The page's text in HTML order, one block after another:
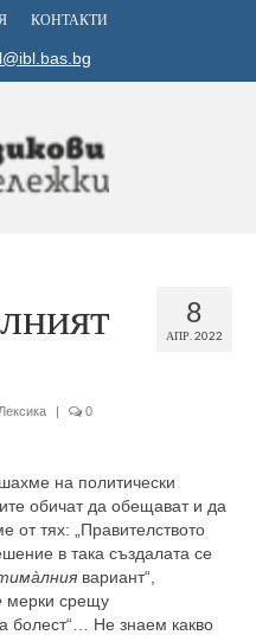
КОНТАКТИ
8
АПР. 2022
Лексика | 0
на политически
обичат да обещават и да
от тях: „Правителството
в така създалата се
вариант“,
мерки срещу
болест“… Не знаем какво